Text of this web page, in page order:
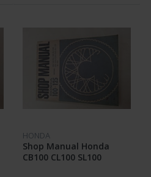
HONDA
Shop Manual Honda
CB100 CL100 SL100